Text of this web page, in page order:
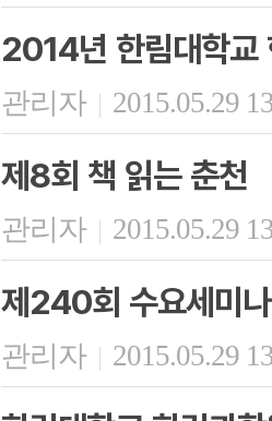
2014년 한림대학교
관리자 | 2015.05.29
제8회 책 읽는 춘천
관리자 | 2015.05.29
제240회 수요세미나
관리자 | 2015.05.29